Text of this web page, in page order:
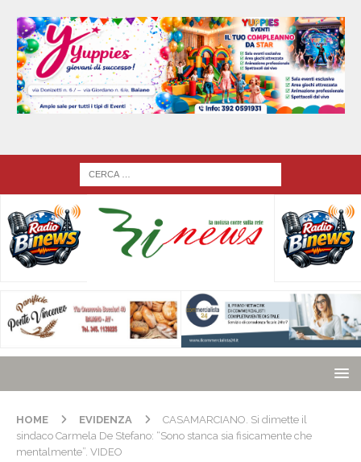
HOME EVIDENZA
CASAMARCIANO. Si dimette il
sindaco Carmela De Stefano: “Sono stanca sia fisicamente che
mentalmente”. VIDEO